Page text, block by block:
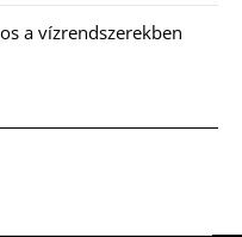
a vízrendszerekben